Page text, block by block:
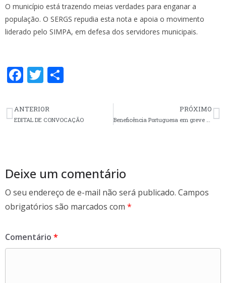
O município está trazendo meias verdades para enganar a
população. O SERGS repudia esta nota e apoia o movimento
liderado pelo SIMPA, em defesa dos servidores municipais.
F
e
b
k
T
itt
er e
ANTERIOR
EDITAL DE CONVOCAÇÃO
PRÓXIMO
Beneficência Portuguesa em greve nesta segunda, 30
Deixe um comentário
O seu endereço de e-mail não será publicado. Campos
obrigatórios são marcados com *
Comentário *